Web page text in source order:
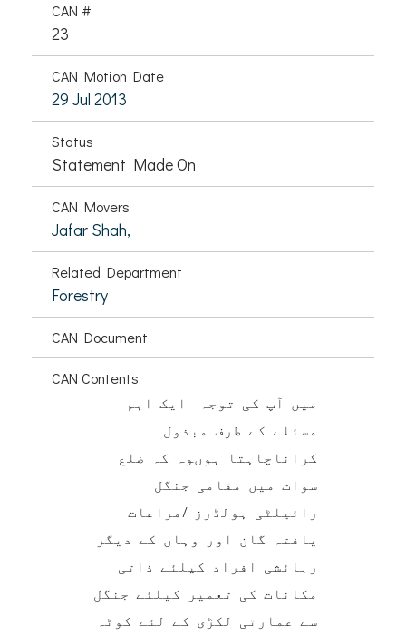
CAN #
23
CAN Motion Date
29 Jul 2013
Status
Statement Made On
CAN Movers
Jafar Shah,
Related Department
Forestry
CAN Document
CAN Contents
میں آپ کی توجہ ایک اہم
مسئلے کے طرف مبذول
کراناچاہتا ہوںوہ کہ ضلع
سوات میں مقامی جنگل
رائیلٹی ہولڈرز /مراعات
یافتہ گان اور وہاں کے دیگر
رہائشی افراد کیلئے ذاتی
مکانات کی تعمیر کیلئے جنگل
سے عمارتی لکڑی کے لئے کوٹہ